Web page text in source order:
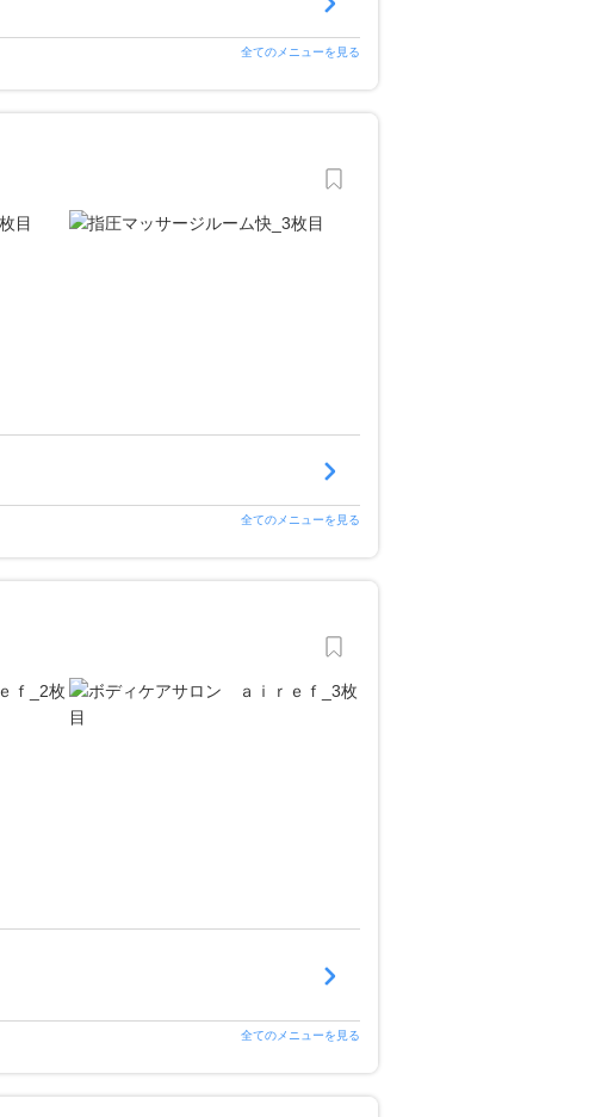
全てのメニューを見る
全てのメニューを見る
全てのメニューを見る